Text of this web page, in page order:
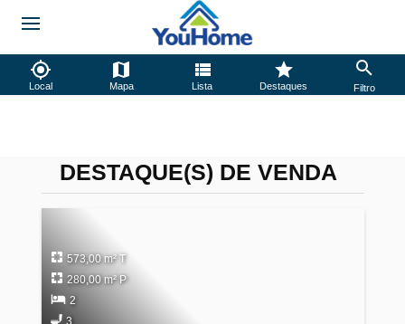
Local Mapa Lista Destaques Filtro
DESTAQUE(S) DE VENDA
573,00 m² T
280,00 m² P
2
3